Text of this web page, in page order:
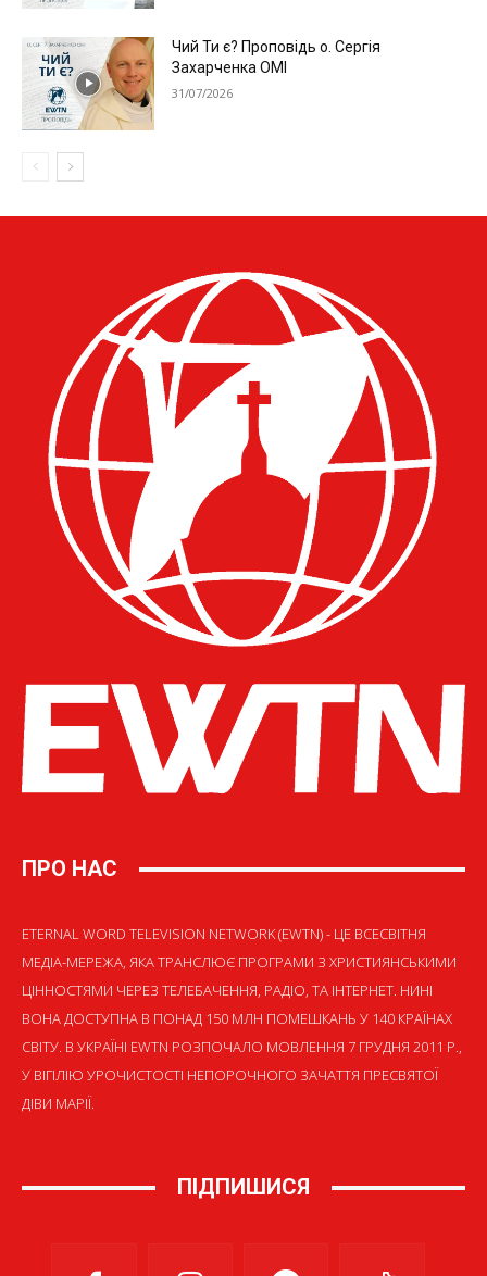
ПРО НАС
ETERNAL WORD TELEVISION NETWORK (EWTN) - ЦЕ ВСЕСВІТНЯ
МЕДІА-МЕРЕЖА, ЯКА ТРАНСЛЮЄ ПРОГРАМИ З ХРИСТИЯНСЬКИМИ
ЦІННОСТЯМИ ЧЕРЕЗ ТЕЛЕБАЧЕННЯ, РАДІО, ТА ІНТЕРНЕТ. НИНІ
ВОНА ДОСТУПНА В ПОНАД 150 МЛН ПОМЕШКАНЬ У 140 КРАЇНАХ
СВІТУ. В УКРАЇНІ EWTN РОЗПОЧАЛО МОВЛЕННЯ 7 ГРУДНЯ 2011 Р.,
У ВІГІЛІЮ УРОЧИСТОСТІ НЕПОРОЧНОГО ЗАЧАТТЯ ПРЕСВЯТОЇ
ДІВИ МАРІЇ.
ПІДПИШИСЯ